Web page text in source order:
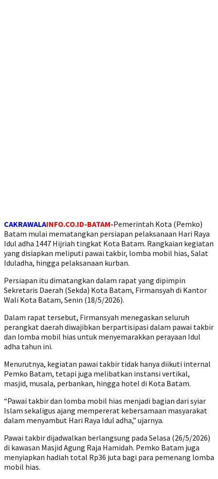
CAKRAWALAINFO.CO.ID-BATAM-Pemerintah Kota (Pemko)
Batam mulai mematangkan persiapan pelaksanaan Hari Raya
Idul adha 1447 Hijriah tingkat Kota Batam. Rangkaian kegiatan
yang disiapkan meliputi pawai takbir, lomba mobil hias, Salat
Iduladha, hingga pelaksanaan kurban.
Persiapan itu dimatangkan dalam rapat yang dipimpin
Sekretaris Daerah (Sekda) Kota Batam, Firmansyah di Kantor
Wali Kota Batam, Senin (18/5/2026).
Dalam rapat tersebut, Firmansyah menegaskan seluruh
perangkat daerah diwajibkan berpartisipasi dalam pawai takbir
dan lomba mobil hias untuk menyemarakkan perayaan Idul
adha tahun ini.
Menurutnya, kegiatan pawai takbir tidak hanya diikuti internal
Pemko Batam, tetapi juga melibatkan instansi vertikal,
masjid, musala, perbankan, hingga hotel di Kota Batam.
“Pawai takbir dan lomba mobil hias menjadi bagian dari syiar
Islam sekaligus ajang mempererat kebersamaan masyarakat
dalam menyambut Hari Raya Idul adha,” ujarnya.
Pawai takbir dijadwalkan berlangsung pada Selasa (26/5/2026)
di kawasan Masjid Agung Raja Hamidah. Pemko Batam juga
menyiapkan hadiah total Rp36 juta bagi para pemenang lomba
mobil hias.